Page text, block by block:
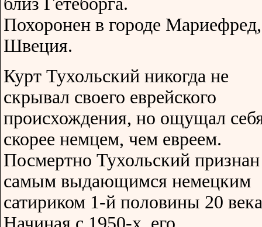
Похоронен в городе Мариефред,
Швеция.
Курт Тухольский никогда не
скрывал своего еврейского
происхождения, но ощущал
скорее немцем, чем евреем.
Посмертно Тухольский признан
самым выдающимся немецким
сатириком 1-й половины 20